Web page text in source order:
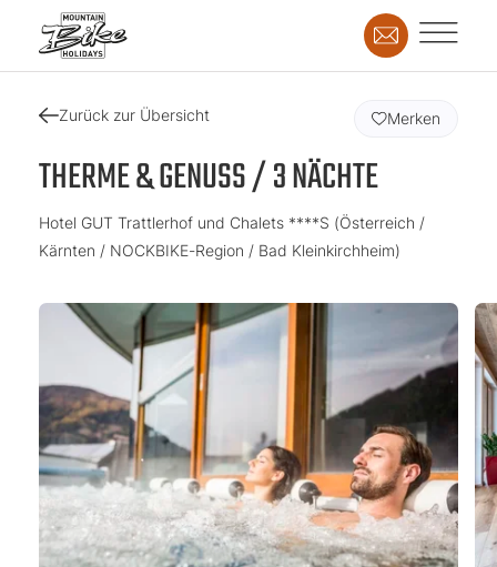
Zurück zur Übersicht
THERME & GENUSS / 3 NÄCHTE
Hotel GUT Trattlerhof und Chalets ****S (Österreich /
Kärnten / NOCKBIKE-Region / Bad Kleinkirchheim)
Merken